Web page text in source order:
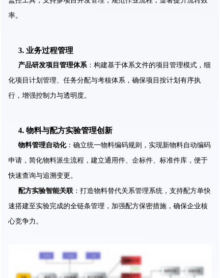
率。
3. 业务过程管理
产品研发项目管理体系 ：构建基于体系文件的项目管理模式，细
化项目计划管理、任务分配与考核体系，确保项目按计划有序执
行，增强控制力与透明度。
4. 物料与配方实验管理创新
物料管理自动化：确立统一物料编码规则，实现新物料自动编码
申请，简化物料派生流程，建立通用件、企标件、标准件库，便于
快速查询与追溯变更。
配方实验智能关联 ：打造物料替代关系管理系统，支持配方单快
速搭建至实验完成的全链条管理，加强配方保密措施，确保企业核
心竞争力。